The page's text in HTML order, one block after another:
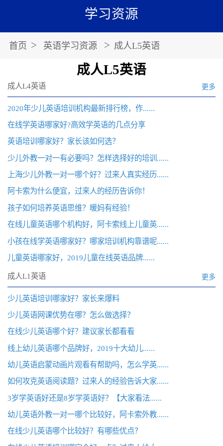
学习资源
首页 > 英语学习资源 > 成人L5英语
成人L5英语
成人L4英语 更多
2020年少儿英语培训机构最新排行榜，作......
在线学英语哪家好?高效学英语的几点分享
英语培训哪家好？家长该如何选？
少儿外教一对一有必要吗？怎样选择好的培训......
上海少儿外教一对一哪个好？过来人真实经历......
阿卡索为什么便宜，过来人的经历告诉你！
孩子如何培养英语思维？暖妈有经验！
在线儿童英语哪个机构好，阿卡索线上儿童英......
小孩在线学英语哪家好？哪家培训机构靠谱呢......
儿童英语哪家好，2019儿童在线英语品牌......
成人L1英语 更多
少儿英语培训哪家好？家长来爆料
少儿英语网课优势在哪？怎么做选择？
在线少儿英语哪个好？建议家长都看看
线上幼儿英语哪个品牌好，2019十大幼儿......
幼儿英语启蒙动画片观看有帮助吗，怎么学英......
如何攻克英语阅读题？过来人的经验告诉大家......
3岁学英语好还是8岁学英语好？【大家看法......
幼儿英语外教一对一哪个比较好，阿卡索外教......
在线少儿英语哪个比较好？有哪些优点？